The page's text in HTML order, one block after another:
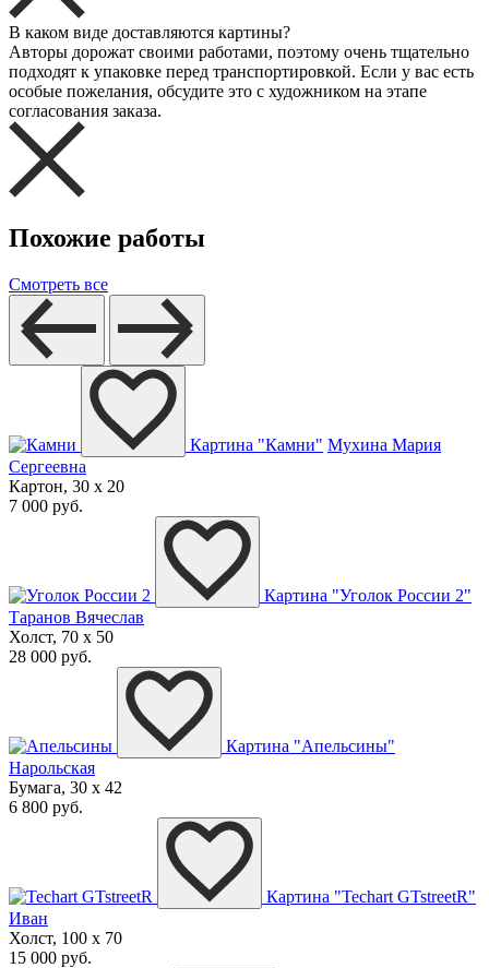
В каком виде доставляются картины?
Авторы дорожат своими работами, поэтому очень тщательно
подходят к упаковке перед транспортировкой. Если у вас есть
особые пожелания, обсудите это с художником на этапе
согласования заказа.
Похожие работы
Смотреть все
Картина "Камни" Мухина Мария
Сергеевна
Картон, 30 x 20
7 000 руб.
Картина "Уголок России 2"
Таранов Вячеслав
Холст, 70 x 50
28 000 руб.
Картина "Апельсины"
Нарольская
Бумага, 30 x 42
6 800 руб.
Картина "Techart GTstreetR"
Иван
Холст, 100 x 70
15 000 руб.